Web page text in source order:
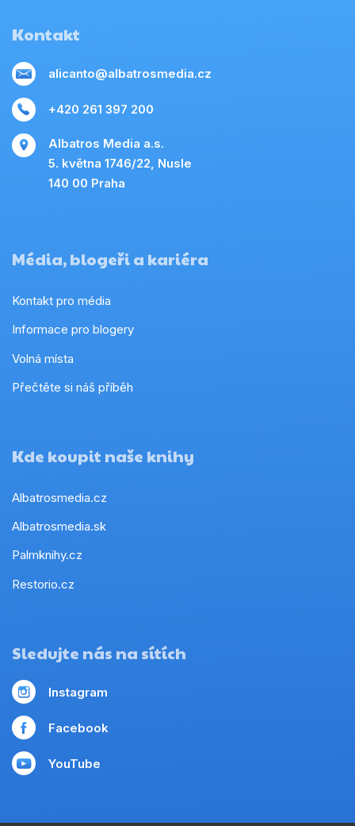
Kontakt
alicanto@albatrosmedia.cz
+420 261 397 200
Albatros Media a.s.
5. května 1746/22, Nusle
140 00 Praha
Média, blogeři a kariéra
Kontakt pro média
Informace pro blogery
Volná místa
Přečtěte si náš příběh
Kde koupit naše knihy
Albatrosmedia.cz
Albatrosmedia.sk
Palmknihy.cz
Restorio.cz
Sledujte nás na sítích
Instagram
Facebook
YouTube